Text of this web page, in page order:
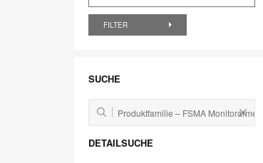
FILTER
SUCHE
DETAILSUCHE